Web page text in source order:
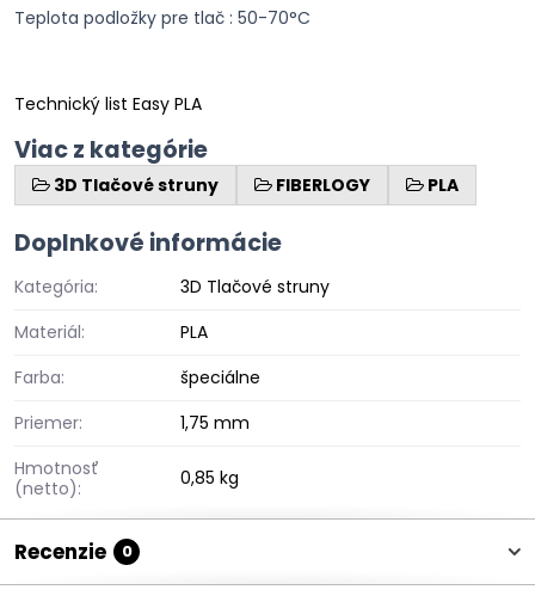
Teplota podložky pre tlač : 50-70°C
Technický list Easy PLA
Viac z kategórie
3D Tlačové struny FIBERLOGY PLA
Doplnkové informácie
Kategória:
3D Tlačové struny
Materiál:
PLA
Farba:
špeciálne
Priemer:
1,75 mm
Hmotnosť
(netto):
0,85 kg
Recenzie 0